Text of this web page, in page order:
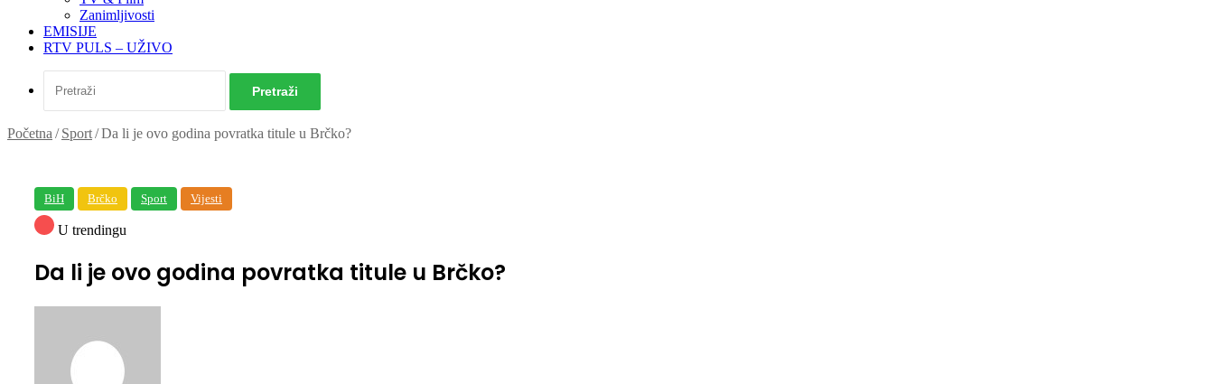
Zanimljivosti
EMISIJE
RTV PULS – UŽIVO
Pretraži
Početna / Sport/Da li je ovo godina povratka titule u Brčko?
BiH Brčko Sport Vijesti
U trendingu
Da li je ovo godina povratka titule u Brčko?